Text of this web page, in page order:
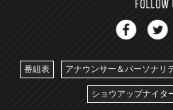
番組表 アナウンサー＆パーソナリ
ショウアップナイタ